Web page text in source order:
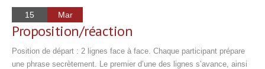
15 Mar
Proposition/réaction
Position de départ : 2 lignes face à face. Chaque participant prépare
une phrase secrètement. Le premier d’une des lignes s’avance, ainsi